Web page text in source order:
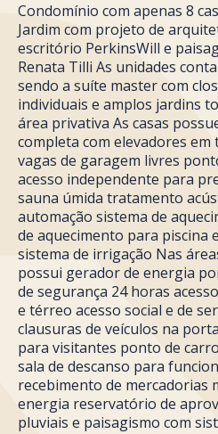
Condomínio com apenas 8
Jardim com projeto de
escritório PerkinsWill e
Renata Tilli As unidades
sendo a suíte master com
individuais e amplos jardins
área privativa As casas
completa com elevadores
vagas de garagem livres
acesso independente para
sauna úmida tratamento
automação sistema de
de aquecimento para piscina
sistema de irrigação Nas
possui gerador de energia
de segurança 24 horas
e térreo acesso social e de
clausuras de veículos na
para visitantes ponto de
sala de descanso para
recebimento de mercadorias
energia reservatório de
pluviais e paisagismo com